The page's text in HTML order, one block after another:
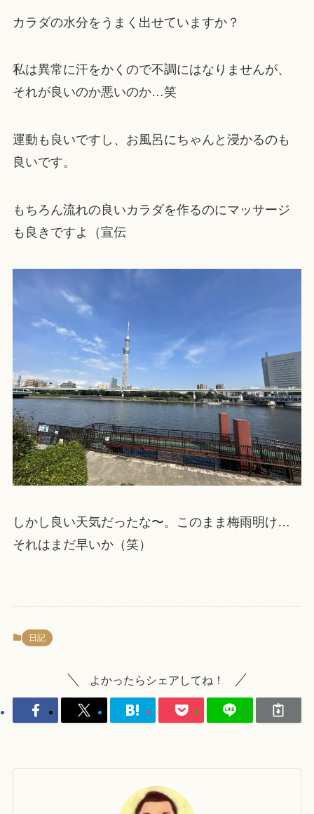
カラダの水分をうまく出せていますか？
私は異常に汗をかくので不調にはなりませんが、
それが良いのか悪いのか…笑
運動も良いですし、お風呂にちゃんと浸かるのも
良いです。
もちろん流れの良いカラダを作るのにマッサージ
も良きですよ（宣伝
しかし良い天気だったな〜。このまま梅雨明け…
それはまだ早いか（笑）
日記
よかったらシェアしてね！